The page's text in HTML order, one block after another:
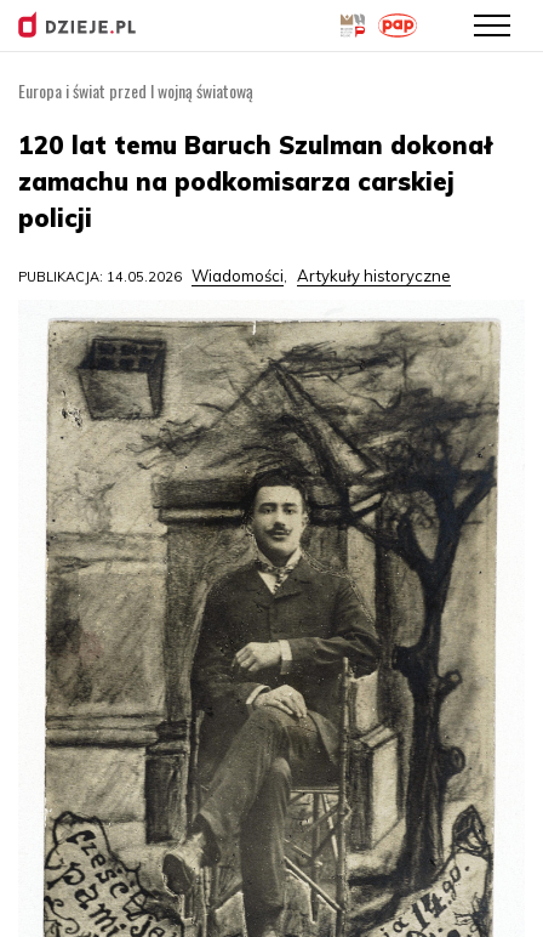
treści
Europa i świat przed I wojną światową
120 lat temu Baruch Szulman dokonał
zamachu na podkomisarza carskiej
policji
PUBLIKACJA: 14.05.2026 Wiadomości, Artykuły historyczne